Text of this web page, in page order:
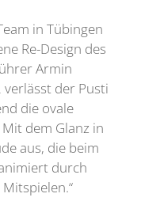
in Tübingen
Re-Design des
Armin
verlässt der Pusti
die ovale
dem Glanz in
aus, die beim
durch